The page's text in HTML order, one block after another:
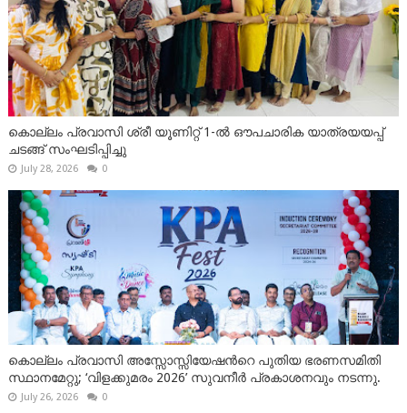
കൊല്ലം പ്രവാസി ശ്രീ യൂണിറ്റ് 1-ൽ ഔപചാരിക യാത്രയയപ്പ്
ചടങ്ങ് സംഘടിപ്പിച്ചു
July 28, 2026 0
കൊല്ലം പ്രവാസി അസ്സോസ്സിയേഷന്‍റെ പുതിയ ഭരണസമിതി
സ്ഥാനമേറ്റു; ‘വിളക്കുമരം 2026’ സുവനീർ പ്രകാശനവും നടന്നു.
July 26, 2026 0